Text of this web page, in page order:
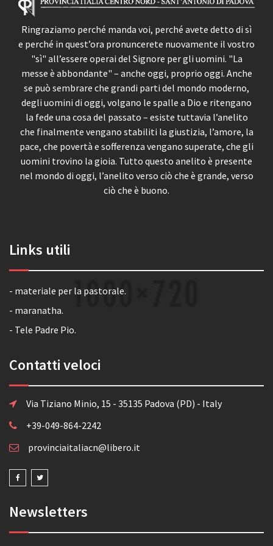
Ringraziamo perché manda voi, perché avete detto di sì
e perché in quest’ora pronuncerete nuovamente il vostro
"sì" all’essere operai del Signore per gli uomini. "La
messe è abbondante" – anche oggi, proprio oggi. Anche
se può sembrare che grandi parti del mondo moderno,
degli uomini di oggi, volgano le spalle a Dio e ritengano
la fede una cosa del passato – esiste tuttavia l’anelito
che finalmente vengano stabiliti la giustizia, l’amore, la
pace, che povertà e sofferenza vengano superate, che gli
uomini trovino la gioia. Tutto questo anelito è presente
nel mondo di oggi, l’anelito verso ciò che è grande, verso
ciò che è buono.
Links utili
- materiale per la pastorale.
- maranatha.
- Tele Padre Pio.
Contatti veloci
Via Tiziano Minio, 15 - 35135 Padova (PD) - Italy
+39-049-864-2242
provinciaitaliacn@libero.it
Newsletters